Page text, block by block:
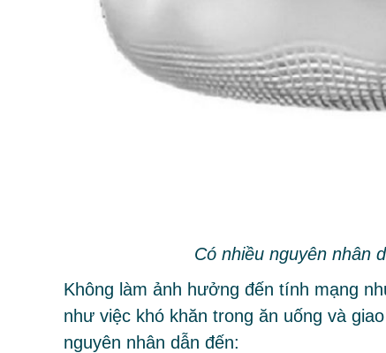
Có nhiều nguyên nhân
Không làm ảnh hưởng đến tính mạng
như việc khó khăn trong ăn uống và
nguyên nhân dẫn đến: